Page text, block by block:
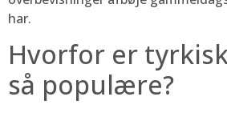
har.
Hvorfor er
så populære?